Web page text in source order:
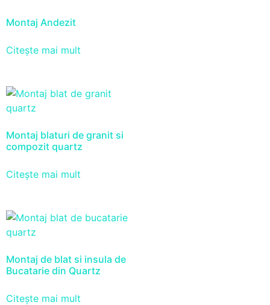
Montaj Andezit
Citește mai mult
Montaj blaturi de granit si
compozit quartz
Citește mai mult
Montaj de blat si insula de
Bucatarie din Quartz
Citește mai mult